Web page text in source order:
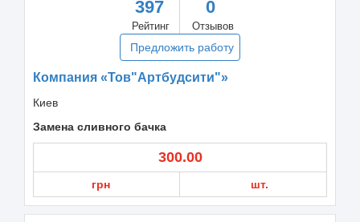
397
Рейтинг
0
Отзывов
Предложить работу
Компания «Тов"Артбудсити"»
Киев
Замена сливного бачка
300.00
грн шт.